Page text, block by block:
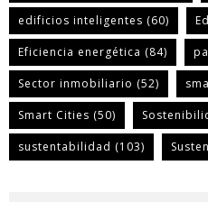
edificios inteligentes (60)
Eficiencia energética (84)
Sector inmobiliario (52)
Smart Cities (50)
sustentabilidad (103)